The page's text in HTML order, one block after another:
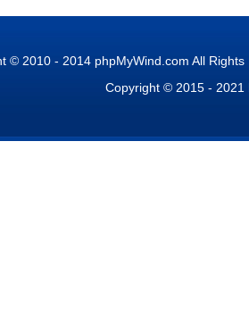
© 2010 - 2014 phpMyWind.com All
Copyright © 2015 - 2021